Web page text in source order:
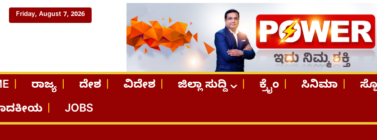
Friday, August 7, 2026
ರಾಜ್ಯ ದೇಶ ವಿದೇಶ ಜಿಲ್ಲಾ ಸುದ್ದಿ ಕ್ರೈಂ ಸಿನಿಮಾ
JOBS